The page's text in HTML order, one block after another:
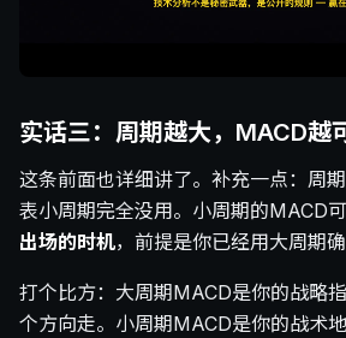
实话三：周期越大，MACD越
这条前面也详细讲了。补充一点：周
表小周期完全没用。小周期的MACD
出场的时机，前提是你已经用大周期确
打个比方：大周期MACD是你的战略
个方向走。小周期MACD是你的战术